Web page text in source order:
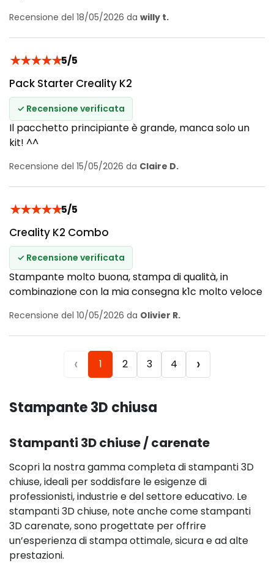
Recensione del 18/05/2026 da willy t.
★★★★★5/5
Pack Starter Creality K2
✓ Recensione verificata
Il pacchetto principiante è grande, manca solo un
kit! ^^
Recensione del 15/05/2026 da Claire D.
★★★★★5/5
Creality K2 Combo
✓ Recensione verificata
Stampante molto buona, stampa di qualità, in
combinazione con la mia consegna k1c molto veloce
Recensione del 10/05/2026 da Olivier R.
‹ 1 2 3 4 ›
Stampante 3D chiusa
Stampanti 3D chiuse / carenate
Scopri la nostra gamma completa di stampanti 3D
chiuse, ideali per soddisfare le esigenze di
professionisti, industrie e del settore educativo. Le
stampanti 3D chiuse, note anche come stampanti
3D carenate, sono progettate per offrire
un’esperienza di stampa ottimale, sicura e ad alte
prestazioni.